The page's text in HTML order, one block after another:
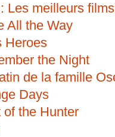
Les meilleurs
All the Way
Heroes
the Night
de la famille
Days
of the Hunter